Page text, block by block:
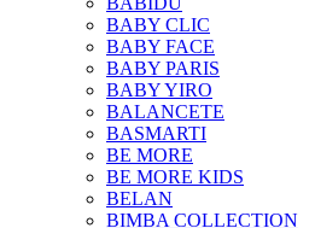
BABY CLIC
BABY FACE
BABY PARIS
BABY YIRO
BALANCETE
BASMARTI
BE MORE
BE MORE KIDS
BELAN
BIMBA COLLECTION